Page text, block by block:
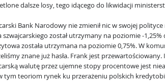
dalsze losy, tego idącego do likwidacji
Bank Narodowy nie zmienił nic w swojej
szwajcarskiego został utrzymany na poziomie -1,25%
została utrzymana na poziomie 0,75%. W
znane już hasła. Frank jest
walutę przez ujemne stopy procentowe jest
tym teoriom rynek ku przerażeniu polskich